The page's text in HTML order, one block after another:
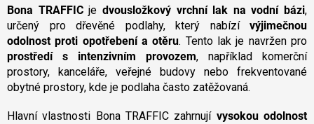
l
á
d
a
c
p
v
Bona TRAFFICje dvousložkový vrchní lak na vodní bázi,
určený pro dřevěné podlahy, který nabízí výjimečnou
odolnost proti opotřebení a otěru. Tento lak je navržen pro
prostředí s intenzivním provozem, například komerční
prostory, kanceláře, veřejné budovy nebo frekventované
obytné prostory, kde je podlaha často zatěžovaná.
Hlavní vlastnosti Bona TRAFFIC zahrnují vysokou odolnost